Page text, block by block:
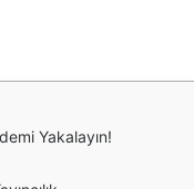
Yakalayın!